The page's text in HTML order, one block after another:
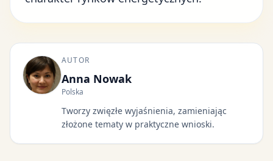
AUTOR
Anna Nowak
Polska
Tworzy zwięzłe wyjaśnienia, zamieniając
złożone tematy w praktyczne wnioski.